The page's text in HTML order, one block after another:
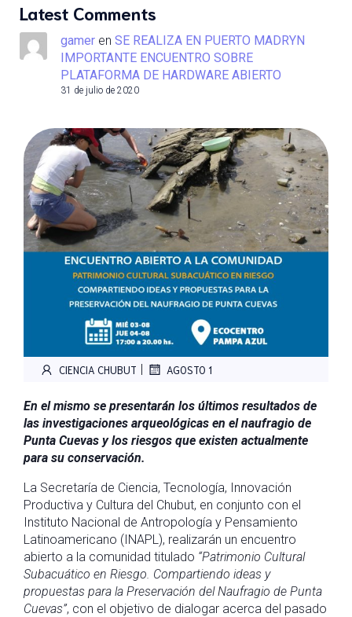
Latest Comments
gamer en SE REALIZA EN PUERTO MADRYN
IMPORTANTE ENCUENTRO SOBRE
PLATAFORMA DE HARDWARE ABIERTO
31 de julio de 2020
CIENCIA CHUBUT | AGOSTO 1
En el mismo se presentarán los últimos resultados de
las investigaciones arqueológicas en el naufragio de
Punta Cuevas y los riesgos que existen actualmente
para su conservación.
La Secretaría de Ciencia, Tecnología, Innovación
Productiva y Cultura del Chubut, en conjunto con el
Instituto Nacional de Antropología y Pensamiento
Latinoamericano (INAPL), realizarán un encuentro
abierto a la comunidad titulado “Patrimonio Cultural
Subacuático en Riesgo. Compartiendo ideas y
propuestas para la Preservación del Naufragio de Punta
Cuevas”, con el objetivo de dialogar acerca del pasado